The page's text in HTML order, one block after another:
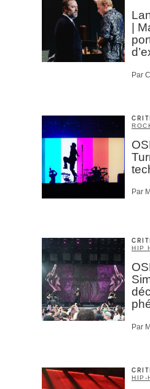
|
Par
Par
HIP
Par
HIP-